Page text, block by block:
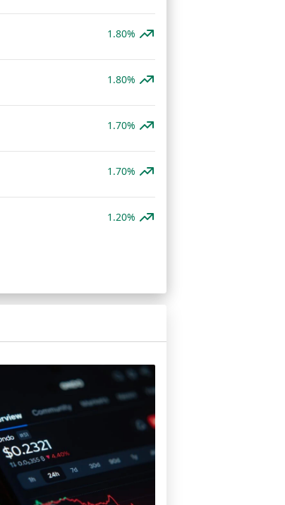
1.80%
1.80%
1.70%
1.70%
1.20%